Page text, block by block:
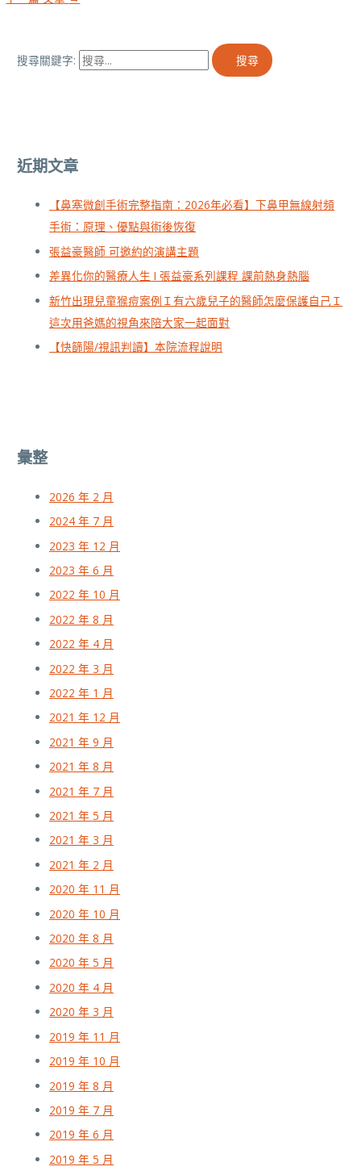
搜尋關鍵字:
近期文章
【鼻塞微創手術完整指南：2026年必看】下鼻甲無線射頻
手術：原理、優點與術後恢復
張益豪醫師 可邀約的演講主題
差異化你的醫療人生 I 張益豪系列課程 課前熱身熱腦
新竹出現兒童猴痘案例Ｉ有六歲兒子的醫師怎麼保護自己Ｉ
這次用爸媽的視角來陪大家一起面對
【快篩陽/視訊判讀】本院流程說明
彙整
2026 年 2 月
2024 年 7 月
2023 年 12 月
2023 年 6 月
2022 年 10 月
2022 年 8 月
2022 年 4 月
2022 年 3 月
2022 年 1 月
2021 年 12 月
2021 年 9 月
2021 年 8 月
2021 年 7 月
2021 年 5 月
2021 年 3 月
2021 年 2 月
2020 年 11 月
2020 年 10 月
2020 年 8 月
2020 年 5 月
2020 年 4 月
2020 年 3 月
2019 年 11 月
2019 年 10 月
2019 年 8 月
2019 年 7 月
2019 年 6 月
2019 年 5 月